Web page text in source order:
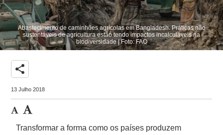
Abastecimento de caminhões agrícolas em Bangladesh. Práticas não
sustentáveis de agricultura estão tendo impactos incalculáveis na
biodiversidade | Foto: FAO
share
13 Julho 2018
Transformar a forma como os países produzem